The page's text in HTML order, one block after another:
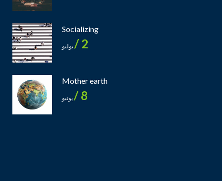
Socializing
2 / يوليو
Mother earth
8 / يونيو